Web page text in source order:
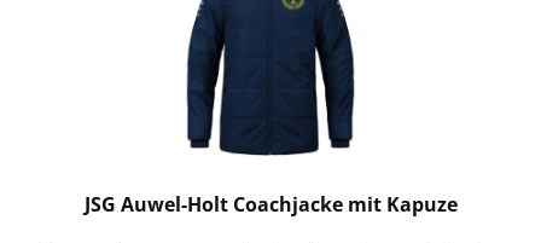
JSG Auwel-Holt Coachjacke mit Kapuze